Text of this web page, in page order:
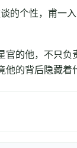
的个性，甫一
的他，不只
的背后隐藏着